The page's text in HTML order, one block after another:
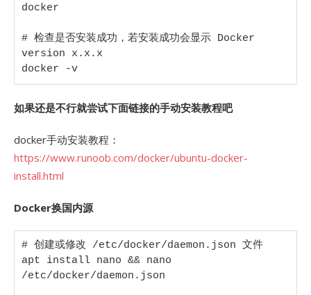
docker
# 检查是否安装成功，若安装成功会显示 Docker
version x.x.x
docker -v
如果还是不行就尝试下面链接的手动安装教程吧
docker手动安装教程：
https://www.runoob.com/docker/ubuntu-docker-
install.html
Docker换国内源
# 创建或修改 /etc/docker/daemon.json 文件
apt install nano && nano
/etc/docker/daemon.json